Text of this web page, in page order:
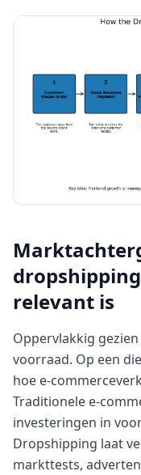
relevant is
Oppervlakkig
voorraad. Op een
hoe e-
Traditionele e-
investeringen in
Dropshipping laat
markttests,